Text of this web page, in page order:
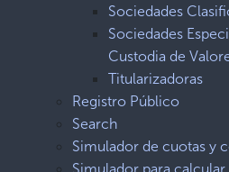
Sociedades
Sociedades
Custodia de
Titularizadoras
Registro Público
Search
Simulador de cuotas y